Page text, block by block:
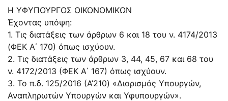
Η ΥΦΥΠΟΥΡΓΟΣ ΟΙΚΟΝΟΜΙΚΩΝ
Έχοντας υπόψη:
1. Τις διατάξεις των άρθρων 6 και 18 του ν. 4174/2013
(ΦΕΚ Α΄ 170) όπως ισχύουν.
2. Τις διατάξεις των άρθρων 3, 44, 45, 67 και 68 του
ν. 4172/2013 (ΦΕΚ Α΄ 167) όπως ισχύουν.
3. Το π.δ. 125/2016 (A’210) «Διορισμός Υπουργών,
Αναπληρωτών Υπουργών και Υφυπουργών».